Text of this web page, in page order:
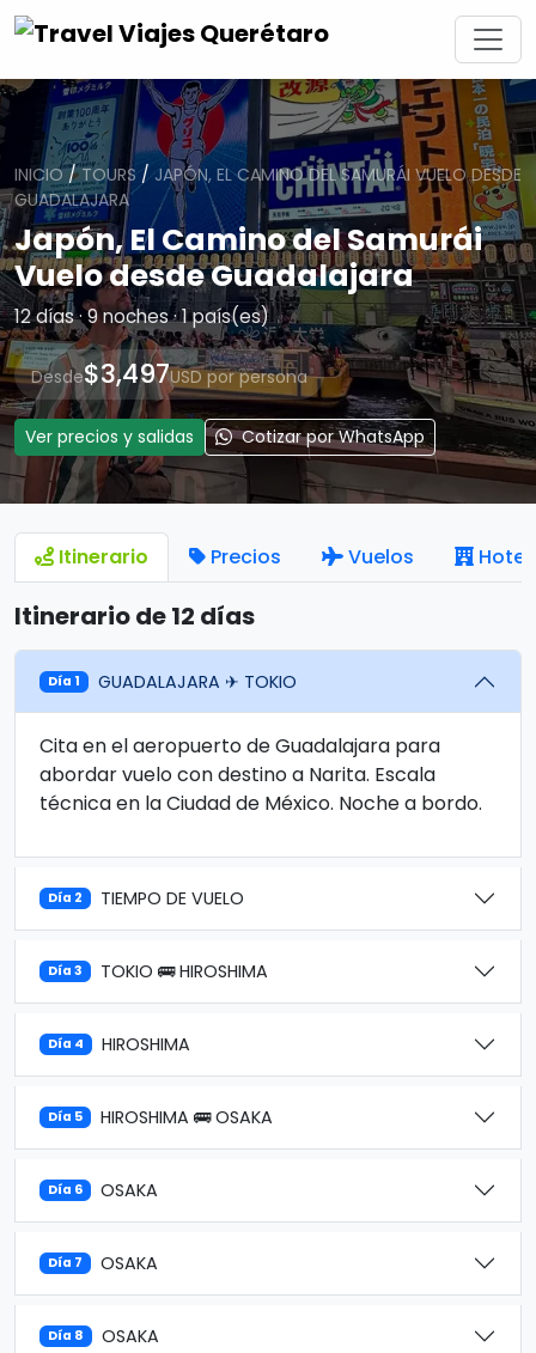
INICIO/TOURS / JAPÓN, EL CAMINO DEL SAMURÁI VUELO DESDE
GUADALAJARA
Japón, El Camino del Samurái
Vuelo desde Guadalajara
12 días · 9 noches · 1 país(es)
Desde$3,497USD por persona
Ver precios y salidas Cotizar por WhatsApp
Itinerario Precios Vuelos
Itinerario de 12 días
Día 1 GUADALAJARA ✈ TOKIO
Cita en el aeropuerto de Guadalajara para
abordar vuelo con destino a Narita. Escala
técnica en la Ciudad de México. Noche a bordo.
Día 2 TIEMPO DE VUELO
Día 3 TOKIO 🚌 HIROSHIMA
Día 4 HIROSHIMA
Día 5 HIROSHIMA 🚌 OSAKA
Día 6 OSAKA
Día 7 OSAKA
Día 8 OSAKA